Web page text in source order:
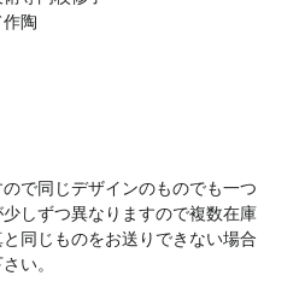
陶
で同じデザインのものでも一つ
しずつ異なりますので複数在庫
同じものをお送りできない場合
い。